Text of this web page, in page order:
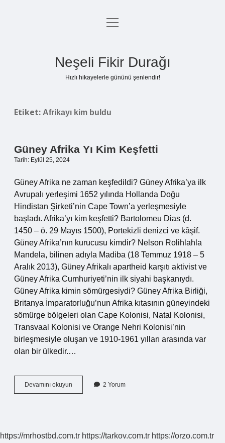
Anasayfa
menüyü
Neşeli Fikir Durağı
Hızlı hikayelerle gününü şenlendir!
Etiket: Afrikayı kim buldu
Güney Afrika Yı Kim Keşfetti
Tarih: Eylül 25, 2024
Güney Afrika ne zaman keşfedildi? Güney Afrika’ya ilk
Avrupalı ​​yerleşimi 1652 yılında Hollanda Doğu
Hindistan Şirketi’nin Cape Town’a yerleşmesiyle
başladı. Afrika’yı kim keşfetti? Bartolomeu Dias (d.
1450 – ö. 29 Mayıs 1500), Portekizli denizci ve kâşif.
Güney Afrika’nın kurucusu kimdir? Nelson Rolihlahla
Mandela, bilinen adıyla Madiba (18 Temmuz 1918 – 5
Aralık 2013), Güney Afrikalı apartheid karşıtı aktivist ve
Güney Afrika Cumhuriyeti’nin ilk siyahi başkanıydı.
Güney Afrika kimin sömürgesiydi? Güney Afrika Birliği,
Britanya İmparatorluğu’nun Afrika kıtasının güneyindeki
sömürge bölgeleri olan Cape Kolonisi, Natal Kolonisi,
Transvaal Kolonisi ve Orange Nehri Kolonisi’nin
birleşmesiyle oluşan ve 1910-1961 yılları arasında var
olan bir ülkedir.…
Devamını okuyun
Afrika
2 Yorum
https://mrhostbd.com.tr https://tarkov.com.tr https://orzo.com.tr